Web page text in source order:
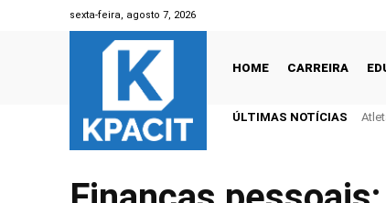
sexta-feira, agosto 7, 2026
HOME CARREIRA
ÚLTIMAS NOTÍCIAS